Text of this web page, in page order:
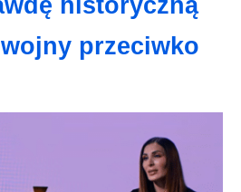
przeciwko